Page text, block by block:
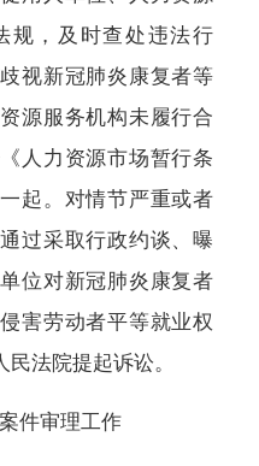
规，及时查处违法行
视新冠肺炎康复者等
源服务机构未履行合
人力资源市场暂行条
起。对情节严重或者
过采取行政约谈、曝
位对新冠肺炎康复者
害劳动者平等就业权
法院提起诉讼。
件审理工作